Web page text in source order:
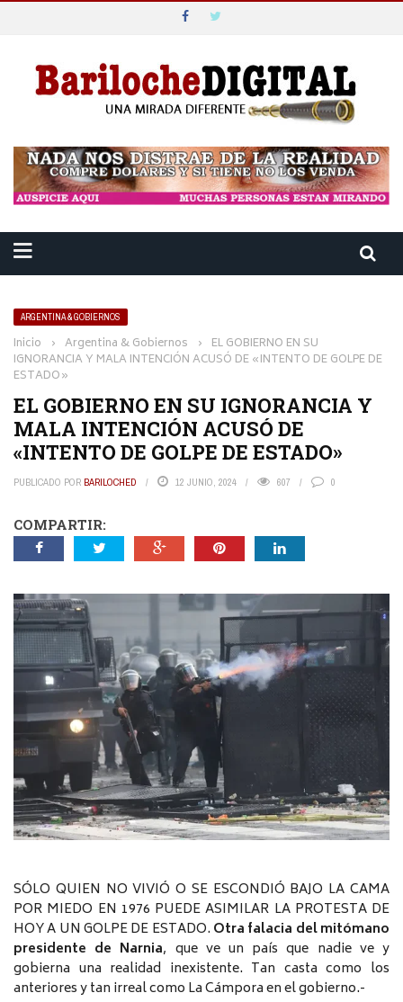
ARGENTINA & GOBIERNOS
Inicio › Argentina & Gobiernos › EL GOBIERNO EN SU
IGNORANCIA Y MALA INTENCIÓN ACUSÓ DE «INTENTO DE GOLPE DE
ESTADO»
EL GOBIERNO EN SU IGNORANCIA Y
MALA INTENCIÓN ACUSÓ DE
«INTENTO DE GOLPE DE ESTADO»
PUBLICADO POR BARILOCHED 12 JUNIO, 2024 607 0
COMPARTIR:
SÓLO QUIEN NO VIVIÓ O SE ESCONDIÓ BAJO LA CAMA
POR MIEDO EN 1976 PUEDE ASIMILAR LA PROTESTA DE
HOY A UN GOLPE DE ESTADO. Otra falacia del mitómano
presidente de Narnia, que ve un país que nadie ve y
gobierna una realidad inexistente. Tan casta como los
anteriores y tan irreal como La Cámpora en el gobierno.-